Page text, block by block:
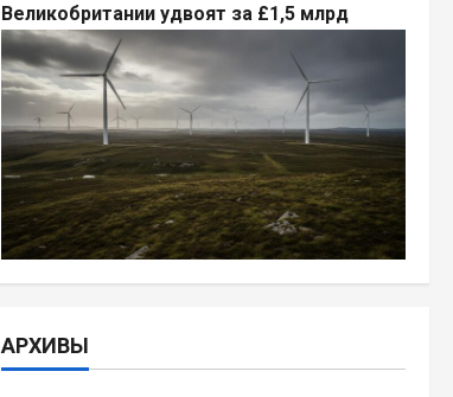
Великобритании удвоят за £1,5 млрд
АРХИВЫ